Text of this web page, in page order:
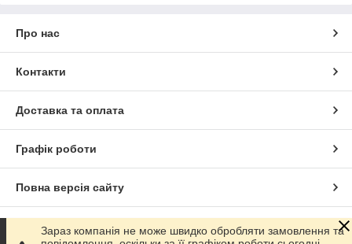
Про нас
Контакти
Доставка та оплата
Графік роботи
Повна версія сайту
Сайт створено на маркетплейсі Prom.ua
Зараз компанія не може швидко обробляти замовлення та